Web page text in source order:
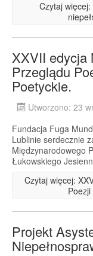
Czytaj
XXVII edycja
Przeglądu
Poetyckie.
Utworzono: 23
Fundacja Fuga
Lublinie serdecznie
Międzynarodowego
Łukowskiego
Czytaj więcej:
Projekt